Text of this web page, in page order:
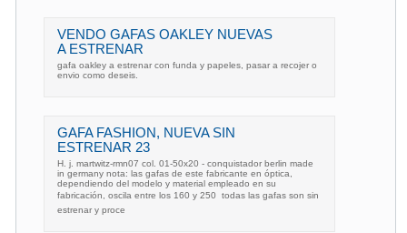
VENDO GAFAS OAKLEY NUEVAS
A ESTRENAR
gafa oakley a estrenar con funda y papeles, pasar a recojer o
envio como deseis.
GAFA FASHION, NUEVA SIN
ESTRENAR 23
H. j. martwitz-rmn07 col. 01-50x20 - conquistador berlin made
in germany nota: las gafas de este fabricante en óptica,
dependiendo del modelo y material empleado en su
fabricación, oscila entre los 160 y 250  todas las gafas son sin
estrenar y proce